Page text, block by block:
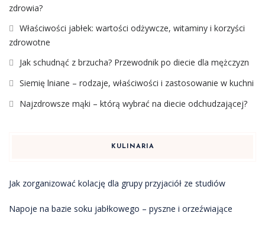
zdrowia?
Właściwości jabłek: wartości odżywcze, witaminy i korzyści
zdrowotne
Jak schudnąć z brzucha? Przewodnik po diecie dla mężczyzn
Siemię lniane – rodzaje, właściwości i zastosowanie w kuchni
Najzdrowsze mąki – którą wybrać na diecie odchudzającej?
KULINARIA
Jak zorganizować kolację dla grupy przyjaciół ze studiów
Napoje na bazie soku jabłkowego – pyszne i orzeźwiające